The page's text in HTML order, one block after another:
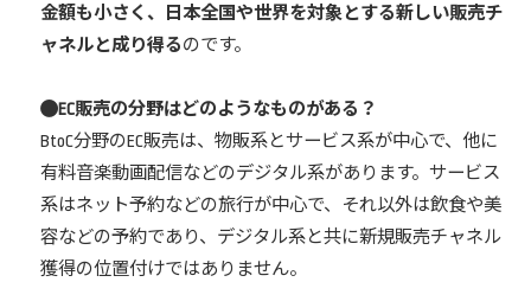
金額も小さく、日本全国や世界を対象とする新しい販売チ
ャネルと成り得るのです。
EC販売の分野はどのようなものがある？
BtoC分野のEC販売は、物販系とサービス系が中心で、他に
有料音楽動画配信などのデジタル系があります。サービス
系はネット予約などの旅行が中心で、それ以外は飲食や美
容などの予約であり、デジタル系と共に新規販売チャネル
獲得の位置付けではありません。